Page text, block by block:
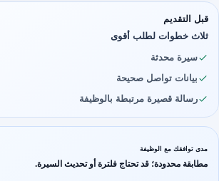
قبل التقديم
ثلاث خطوات لطلب أقوى
سيرة محدثة
بيانات تواصل صحيحة
رسالة قصيرة مرتبطة بالوظيفة
مدى توافقك مع الوظيفة
مطابقة محدودة؛ قد تحتاج فلترة أو تحديث السيرة.